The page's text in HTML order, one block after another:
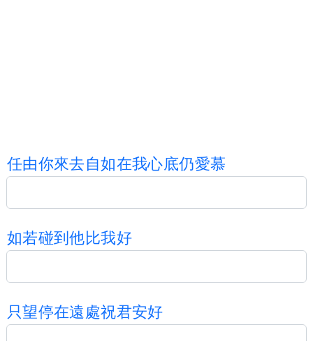
任由你來去 自如在我心底仍愛慕
如若碰到 他 比我好
只望停在遠 處祝君安好